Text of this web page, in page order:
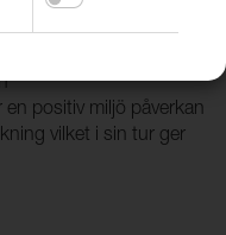
positiv miljö påverkan
vilket i sin tur ger